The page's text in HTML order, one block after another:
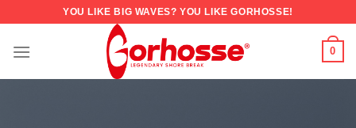
YOU LIKE BIG WAVES? YOU LIKE GORHOSSE!
0